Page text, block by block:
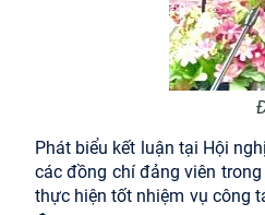
Phát biểu kết luận tại Hội
các đồng chí đảng viên
thực hiện tốt nhiệm vụ công